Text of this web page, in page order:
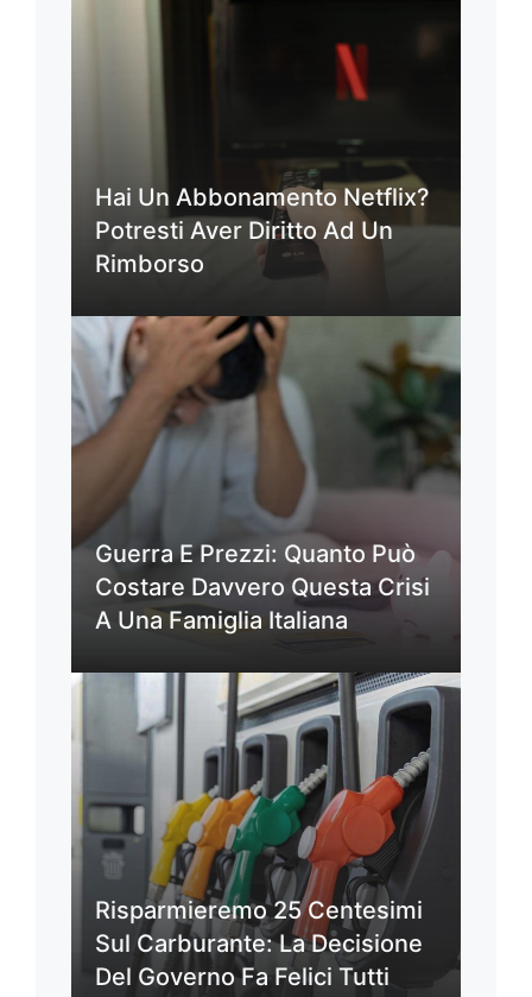
Hai Un Abbonamento Netflix?
Potresti Aver Diritto Ad Un
Rimborso
Guerra E Prezzi: Quanto Può
Costare Davvero Questa Crisi
A Una Famiglia Italiana
Risparmieremo 25 Centesimi
Sul Carburante: La Decisione
Del Governo Fa Felici Tutti